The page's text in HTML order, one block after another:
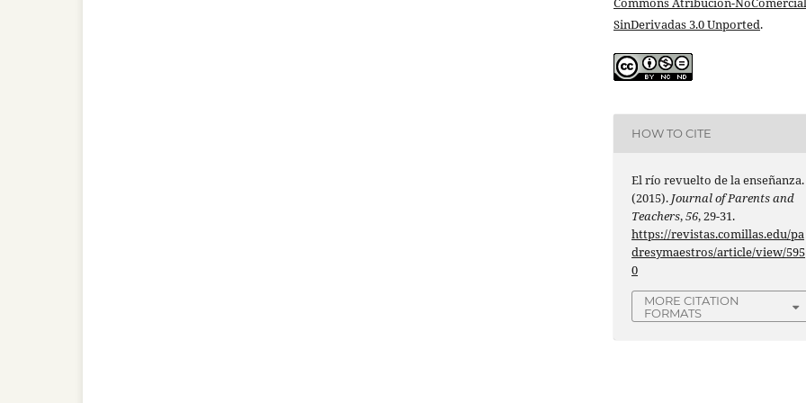
SinDerivadas 3.0 Unported.
HOW TO CITE
El río revuelto de la enseñanza.
(2015). Journal of Parents and
Teachers,56, 29-31.
https://revistas.comillas.edu/pa
dresymaestros/article/view/595
0
MORE CITATION
FORMATS